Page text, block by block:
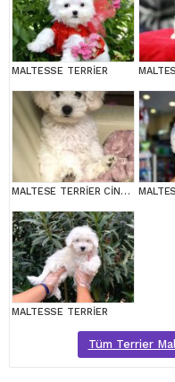
MALTESSE TERRİER
MALTESE TERRİER CİNSİ YAVRULAR
MALTESSE TERRİER
Tüm Terrier